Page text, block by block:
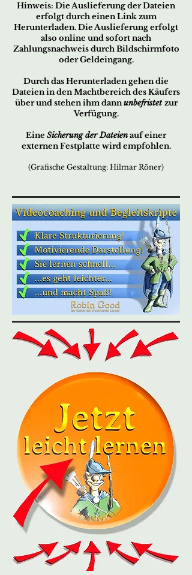
Hinweis: Die Auslieferung der Dateien
erfolgt durch einen Link zum
Herunterladen. Die Auslieferung erfolgt
also online und sofort nach
Zahlungsnachweis durch Bildschirmfoto
oder Geldeingang.
Durch das Herunterladen gehen die
Dateien in den Machtbereich des Käufers
über und stehen ihm dannunbefristetzur
Verfügung.
Eine Sicherung der Dateienauf einer
externen Festplatte wird empfohlen.
(Grafische Gestaltung: Hilmar Röner)